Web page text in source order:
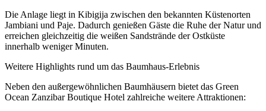
Die Anlage liegt in Kibigija zwischen den bekannten Küstenorten
Jambiani und Paje. Dadurch genießen Gäste die Ruhe der Natur und
erreichen gleichzeitig die weißen Sandstrände der Ostküste
innerhalb weniger Minuten.
Weitere Highlights rund um das Baumhaus-Erlebnis
Neben den außergewöhnlichen Baumhäusern bietet das Green
Ocean Zanzibar Boutique Hotel zahlreiche weitere Attraktionen: